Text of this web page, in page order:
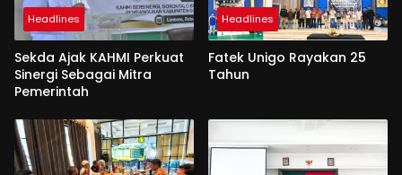
Headlines
Sekda Ajak KAHMI Perkuat
Sinergi Sebagai Mitra
Pemerintah
Headlines
Fatek Unigo Rayakan 25
Tahun